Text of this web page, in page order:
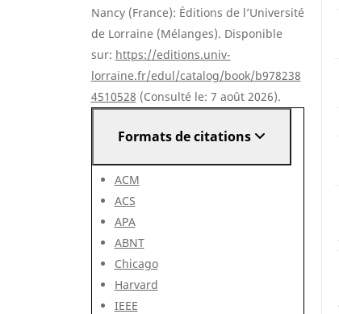
Nancy (France): Éditions de l’Université
de Lorraine (Mélanges). Disponible
sur: https://editions.univ-
lorraine.fr/edul/catalog/book/b978238
4510528 (Consulté le: 7 août 2026).
Formats de citations
ACM
ACS
APA
ABNT
Chicago
Harvard
IEEE